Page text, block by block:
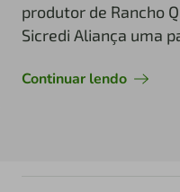
produtor de Rancho
Sicredi Aliança uma
Continuar lendo